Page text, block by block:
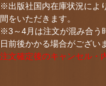
※出版社国内在庫状況によ
間をいただきます。
※3～4月は注文が混み合う
日前後かかる場合がござい
注文確定後のキャンセル・